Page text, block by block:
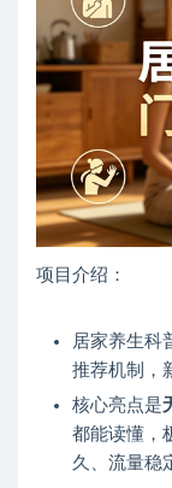
项目介绍：
居家养生科
推荐机制，
核心亮点是
都能读懂，
久、流量稳